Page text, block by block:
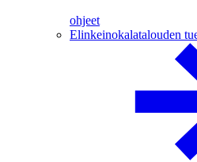
ohjeet
Elinkeinokalatalouden